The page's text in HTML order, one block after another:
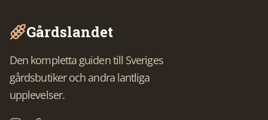
Gårdslandet
Den kompletta guiden till Sveriges
gårdsbutiker och andra lantliga
upplevelser.